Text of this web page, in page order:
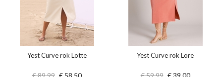
Yest Curve rok Lotte
€ 89,99 € 58,50
Yest Curve rok Lore
€ 59,99 € 39,00